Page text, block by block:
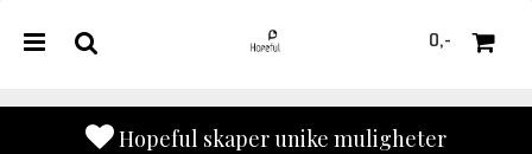
0,-
Hopeful skaper unike muligheter